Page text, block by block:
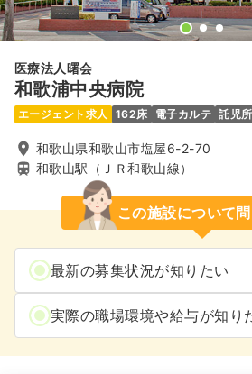
医療法人曙会
和歌浦中央病院
エージェント求人 162床 電子カルテ 託児所
和歌山県和歌山市塩屋6-2-70
和歌山駅（ＪＲ和歌山線）
この施設について
最新の募集状況が知りたい
実際の職場環境や給与が知り